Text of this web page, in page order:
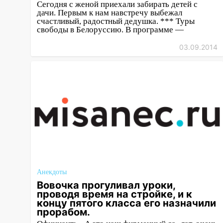
22:58
Соцсети: на проспекте
Тюленева ДТП с
мотоциклистом
Мошенники обманули 92-
области подвез троих
незнакомцев на трассе и
заработал уголовное дело
силовой экстрим: в Ульяновске
пройдет большой фестиваль
«Наше время»
17:30 Где есть бензин в
Сегодня с женой приехали забирать детей с
дачи. Первым к нам навстречу выбежал
счастливый, радостный дедушка. *** Туры
свободы в Белоруссию. В программе —
03.09.2014
Анекдоты
Вовочка прогуливал уроки,
проводя время на стройке, и к
концу пятого класса его назначили
прорабом.